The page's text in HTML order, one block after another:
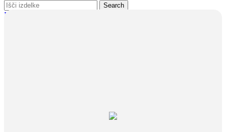
Search
Prijava / Registracija